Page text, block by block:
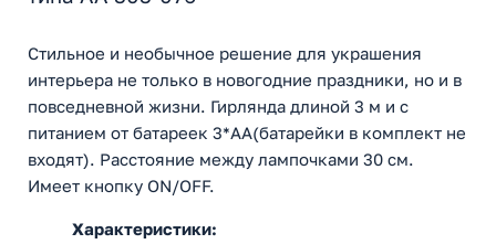
Стильное и необычное решение для украшения
интерьера не только в новогодние праздники, но и в
повседневной жизни. Гирлянда длиной 3 м и с
питанием от батареек 3*АА(батарейки в комплект не
входят). Расстояние между лампочками 30 см.
Имеет кнопку ON/OFF.
Характеристики: